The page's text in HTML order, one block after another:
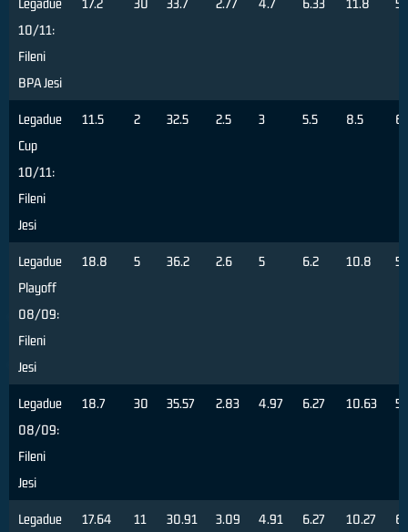
10/11:
Fileni
BPA Jesi
Legadue
Cup
10/11:
Fileni
Jesi
11.5 2 32.5 2.5 3 5.5 8.5 65
Legadue
Playoff
08/09:
Fileni
Jesi
18.8 5 36.2 2.6 5 6.2 10.8 57
Legadue
08/09:
Fileni
Jesi
18.7 30 35.57 2.83 4.97 6.27 10.63 59
Legadue
17.64 11 30.91 3.09 4.91 6.27 10.27 61